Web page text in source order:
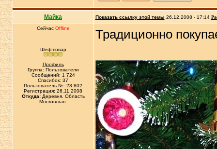
Майка Показать ссылку этой темы 26.12.2008 - 17:14
Сейчас Offline
Шеф-повар
Профиль
Группа: Пользователи
Сообщений: 1 724
Спасибок: 37
Пользователь №: 23 802
Регистрация: 26.11.2008
Откуда:Деревня. Область
Московская.
Традиционно